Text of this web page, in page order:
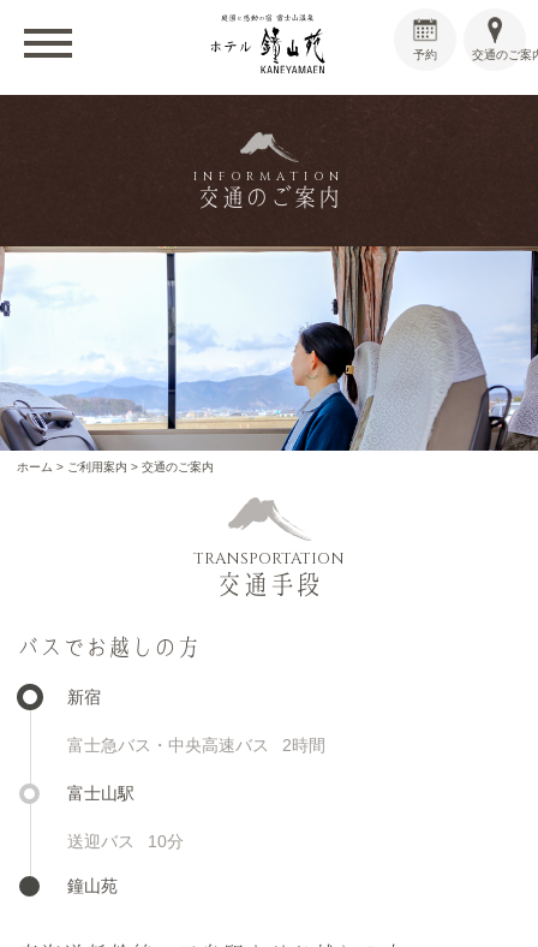
交通のご案
予約
INFORMATION
交通のご案内
ホーム > ご利用案内 >交通のご案内
TRANSPORTATION
交通手段
バスでお越しの方
新宿
富士急バス・中央高速バス 2時間
富士山駅
送迎バス 10分
鐘山苑